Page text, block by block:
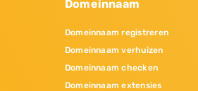
Domeinnaam
Domeinnaam registreren
Domeinnaam verhuizen
Domeinnaam checken
Domeinnaam extensies